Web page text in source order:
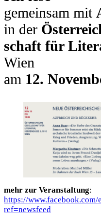
gemein­sam mit
in der
schaft für
Wien
am 12.
mehr zur Ver­an­stal­tung:
https://
ref=newsfeed